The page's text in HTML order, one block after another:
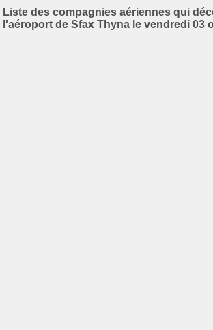
Liste des compagnies aériennes qui
l'aéroport de Sfax Thyna le vendredi 03